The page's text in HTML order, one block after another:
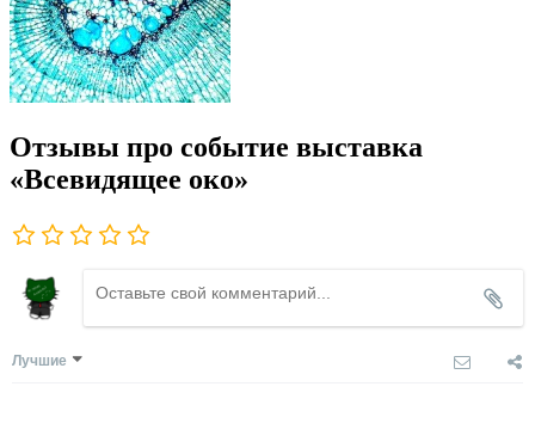
Отзывы про событие выставка
«Всевидящее око»
Лучшие